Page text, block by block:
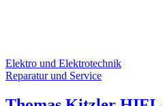
Elektro und Elektrotechnik
Reparatur und Service